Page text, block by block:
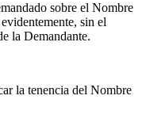
sobre el Nombre
sin el
la Demandante.
la tenencia del Nombre